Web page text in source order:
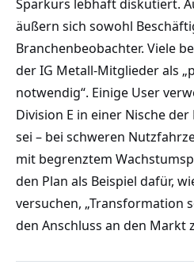
Sparkurs lebhaft diskutiert.
äußern sich sowohl
Branchenbeobachter. Viele
der IG Metall-Mitglieder als
notwendig“. Einige User
Division E in einer Nische
sei – bei schweren
mit begrenztem
den Plan als Beispiel dafür,
versuchen, „Transformation
den Anschluss an den Markt